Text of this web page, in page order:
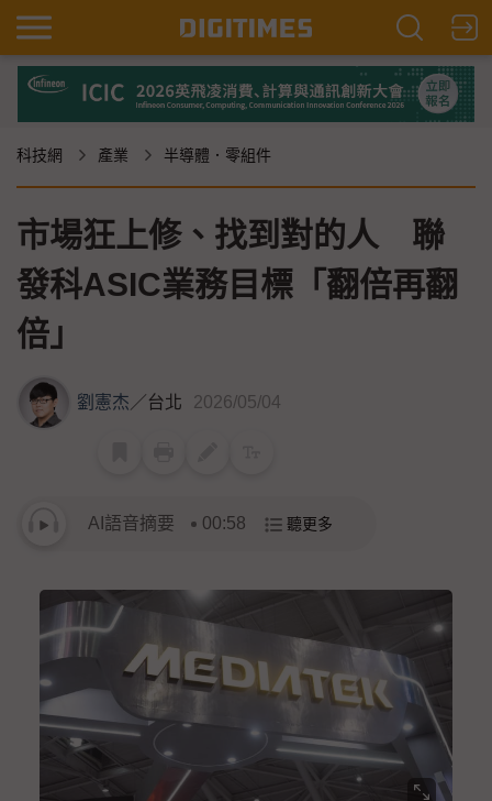
科技網 產業 半導體．零組件
市場狂上修、找到對的人 聯
發科ASIC業務目標「翻倍再翻
倍」
劉憲杰／台北 2026/05/04
AI語音摘要 00:58 聽更多